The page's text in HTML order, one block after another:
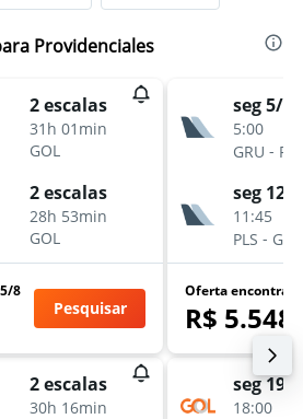
Providenciales
2 escalas
31h 01min
GOL
2 escalas
28h 53min
GOL
8
Pesquisar
2 escalas
30h 16min
seg 5/10
5:00
GRU - PLS
seg 12/
11:45
PLS - GRU
Oferta
R$ 5.548
seg 19/
18:00